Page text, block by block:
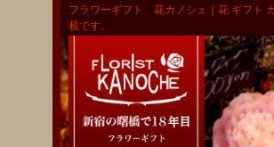
フラワーギフト 花カノシェ｜花 ギフト
載です。